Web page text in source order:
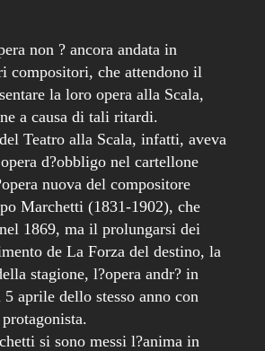
non ? ancora andata in
compositori, che attendono il
la loro opera alla Scala,
a causa di tali ritardi.
Teatro alla Scala, infatti, aveva
d?obbligo nel cartellone
nuova del compositore
Marchetti (1831-1902), che
1869, ma il prolungarsi dei
de La Forza del destino, la
stagione, l?opera andr? in
aprile dello stesso anno con
si sono messi l?anima in